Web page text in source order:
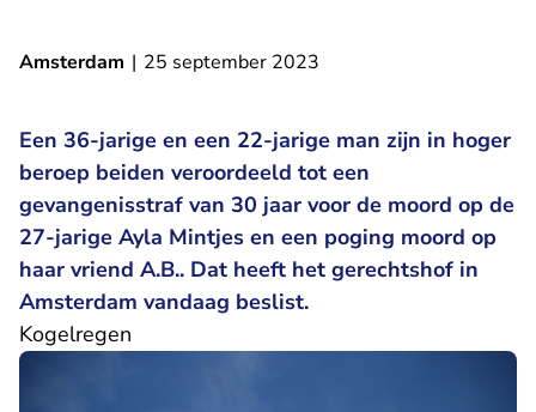
Amsterdam | 25 september 2023
Een 36-jarige en een 22-jarige man zijn in hoger
beroep beiden veroordeeld tot een
gevangenisstraf van 30 jaar voor de moord op de
27-jarige Ayla Mintjes en een poging moord op
haar vriend A.B.. Dat heeft het gerechtshof in
Amsterdam vandaag beslist.
Kogelregen